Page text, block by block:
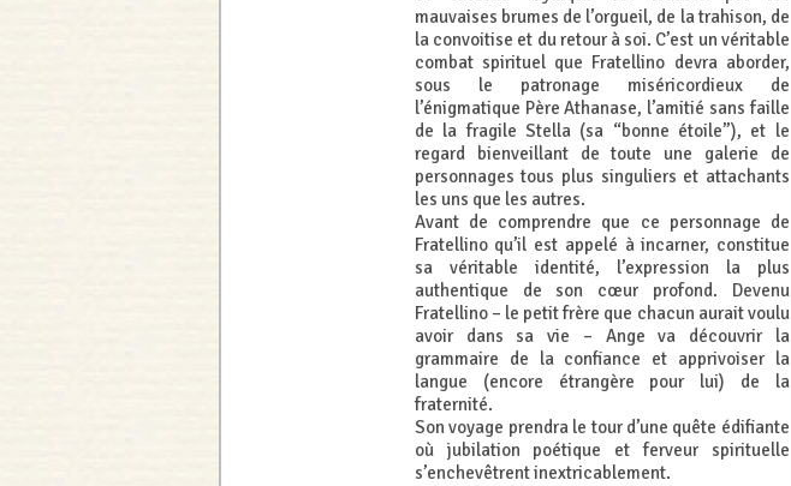
mauvaises brumes de l’orgueil, de la trahison, de
la convoitise et du retour à soi. C’est un véritable
combat spirituel que Fratellino devra aborder,
sous le patronage miséricordieux de
l’énigmatique Père Athanase, l’amitié sans faille
de la fragile Stella (sa “bonne étoile”), et le
regard bienveillant de toute une galerie de
personnages tous plus singuliers et attachants
les uns que les autres.
Avant de comprendre que ce personnage de
Fratellino qu’il est appelé à incarner, constitue
sa véritable identité, l’expression la plus
authentique de son cœur profond. Devenu
Fratellino – le petit frère que chacun aurait voulu
avoir dans sa vie – Ange va découvrir la
grammaire de la confiance et apprivoiser la
langue (encore étrangère pour lui) de la
fraternité.
Son voyage prendra le tour d’une quête édifiante
où jubilation poétique et ferveur spirituelle
s’enchevêtrent inextricablement.